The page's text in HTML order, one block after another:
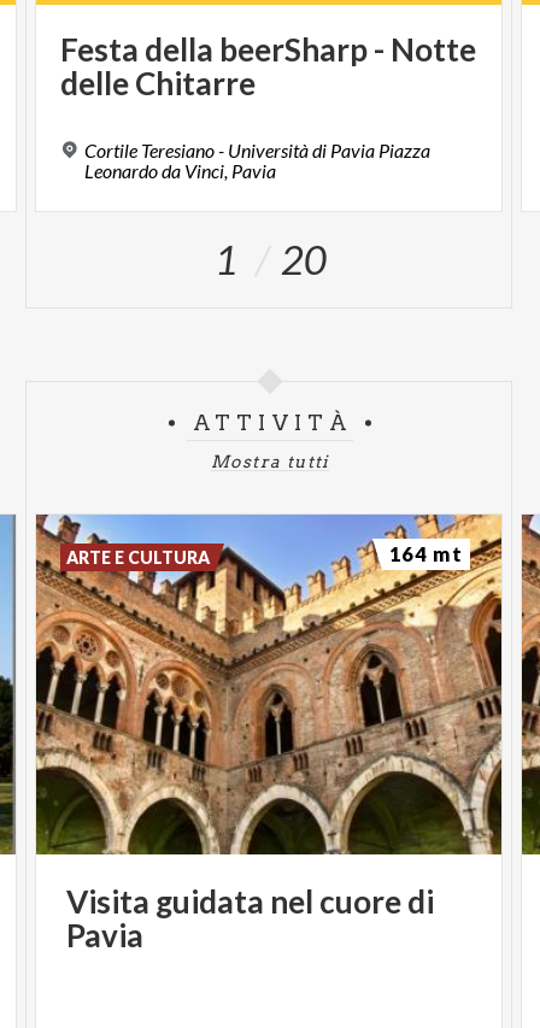
Festa della beerSharp- Notte
delleChitarre
Cortile Teresiano - Università di Pavia Piazza
Leonardo da Vinci, Pavia
1 20
ATTIVITÀ
Mostra tutti
Visita guidata nel cuoredi
Pavia
ARTE E CULTURA 164 mt